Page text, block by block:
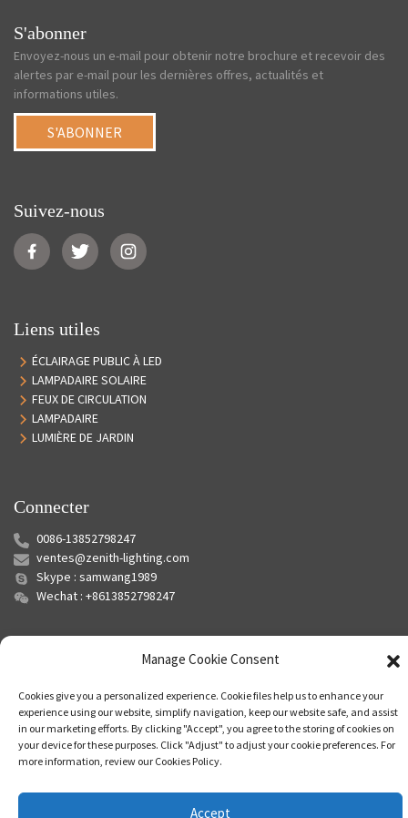
S'abonner
Envoyez-nous un e-mail pour obtenir notre brochure et recevoir des
alertes par e-mail pour les dernières offres, actualités et
informations utiles.
S'ABONNER
Suivez-nous
Liens utiles
ÉCLAIRAGE PUBLIC À LED
LAMPADAIRE SOLAIRE
FEUX DE CIRCULATION
LAMPADAIRE
LUMIÈRE DE JARDIN
Connecter
0086-13852798247
ventes@zenith-lighting.com
Skype : samwang1989
Wechat : +8613852798247
© Copyright - 2010-2024 : Tous droits réservés.Plan du site-Plan du
siteTrans-Recherche principale
Manage Cookie Consent
Cookies give you a personalized experience. Cookie files help us to enhance your
experience using our website, simplify navigation, keep our website safe, and assist
in our marketing efforts. By clicking "Accept", you agree to the storing of cookies on
your device for these purposes. Click "Adjust" to adjust your cookie preferences. For
more information, review our Cookies Policy.
Accept